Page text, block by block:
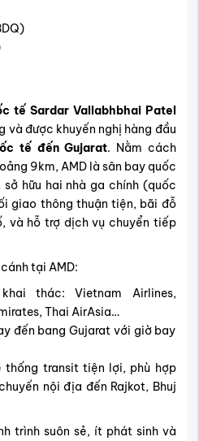
tế Sardar Vallabhbhai Patel
và được khuyến nghị hàng đầu
tế đến Gujarat. Nằm cách
9km, AMD là sân bay quốc
hữu hai nhà ga chính (quốc
giao thông thuận tiện, bãi đỗ
và hỗ trợ dịch vụ chuyển tiếp
tại AMD:
thác: Vietnam Airlines,
Thai AirAsia…
đến bang Gujarat với giờ bay
thống transit tiện lợi, phù hợp
nội địa đến Rajkot, Bhuj
trình suôn sẻ, ít phát sinh và